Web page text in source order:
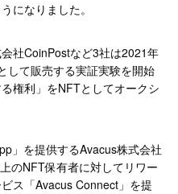
になりました。
社CoinPostなど3社は2021年
して販売する実証実験を開始
権利」をNFTとしてオークシ
」を提供するAvacus株式会社
のNFT保有者に対してリワー
ス「Avacus Connect」を提